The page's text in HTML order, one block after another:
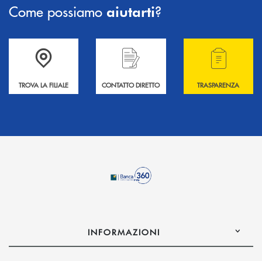
Come possiamo aiutarti?
Accedi all' elenco completo delle filiali .
TROVA LA FILIALE
Hai bisogno di informazioni? Contattaci !
CONTATTO DIRETTO
Hai bisogno di
TRASPARENZA
INFORMAZIONI